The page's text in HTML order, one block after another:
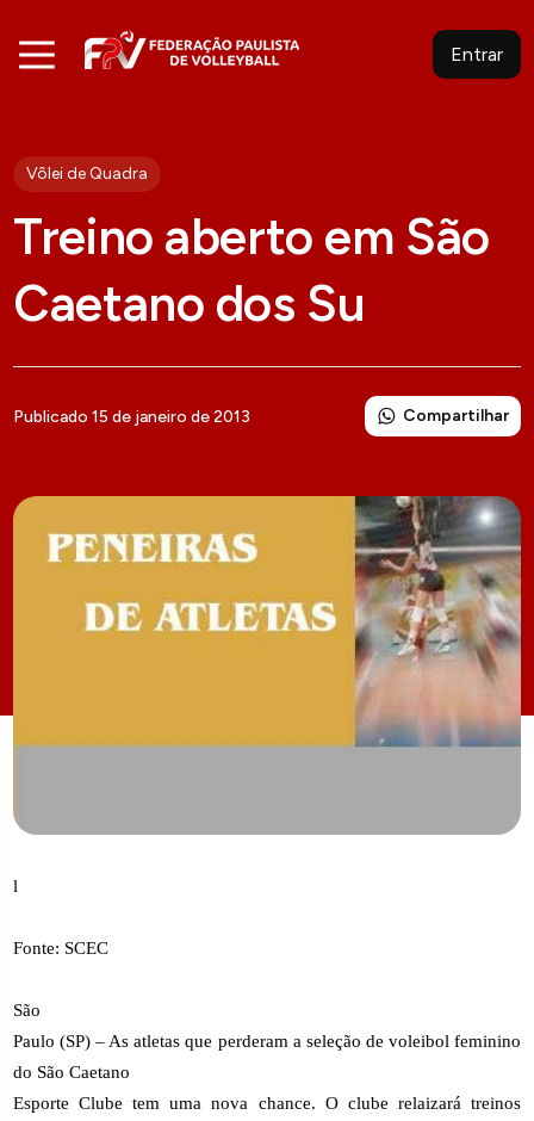
Entrar
Vôlei de Quadra
Treino aberto em São
Caetano dos Su
Publicado 15 de janeiro de 2013 Compartilhar
l
Fonte: SCEC
São
Paulo (SP) – As atletas que perderam a seleção de voleibol feminino
do São Caetano
Esporte Clube tem uma nova chance. O clube relaizará treinos